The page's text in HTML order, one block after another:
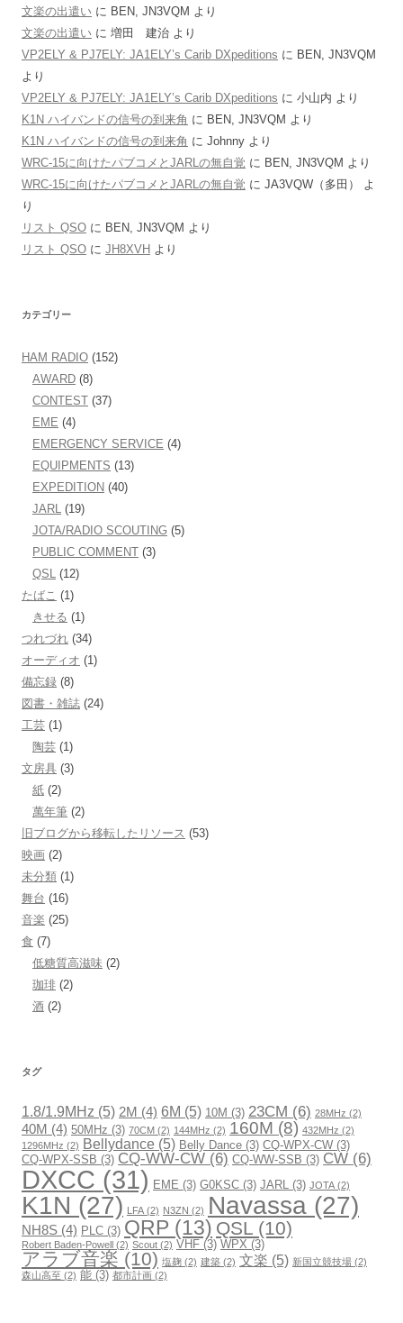
文楽の出遣い に BEN, JN3VQM より
文楽の出遣い に 増田 建治 より
VP2ELY & PJ7ELY: JA1ELY’s Carib DXpeditions に BEN, JN3VQM
より
VP2ELY & PJ7ELY: JA1ELY’s Carib DXpeditions に 小山内 より
K1N ハイバンドの信号の到来角 に BEN, JN3VQM より
K1N ハイバンドの信号の到来角 に Johnny より
WRC-15に向けたパブコメとJARLの無自覚 に BEN, JN3VQM より
WRC-15に向けたパブコメとJARLの無自覚 に JA3VQW（多田）
よ
り
リスト QSO に BEN, JN3VQM より
リスト QSO に JH8XVH より
カテゴリー
HAM RADIO (152)
AWARD (8)
CONTEST (37)
EME (4)
EMERGENCY SERVICE (4)
EQUIPMENTS (13)
EXPEDITION (40)
JARL (19)
JOTA/RADIO SCOUTING (5)
PUBLIC COMMENT (3)
QSL (12)
たばこ (1)
きせる (1)
つれづれ (34)
オーディオ (1)
備忘録 (8)
図書・雑誌 (24)
工芸 (1)
陶芸 (1)
文房具 (3)
紙 (2)
萬年筆 (2)
旧ブログから移転したリソース (53)
映画 (2)
未分類 (1)
舞台 (16)
音楽 (25)
食 (7)
低糖質高滋味 (2)
珈琲 (2)
酒 (2)
タグ
1.8/1.9MHz (5) 2M (4) 6M (5) 10M (3) 23CM (6) 28MHz (2)
40M (4) 50MHz (3) 70CM (2) 144MHz (2) 160M (8) 432MHz (2)
1296MHz (2) Bellydance (5) Belly Dance (3) CQ-WPX-CW (3)
CQ-WPX-SSB (3) CQ-WW-CW (6) CQ-WW-SSB (3) CW (6)
DXCC (31) EME (3) G0KSC (3) JARL (3) JOTA (2)
K1N (27) LFA (2) N3ZN (2) Navassa (27)
NH8S (4) PLC (3) QRP (13) QSL (10)
Robert Baden-Powell (2) Scout (2) VHF (3) WPX (3)
アラブ音楽 (10) 塩麹 (2) 建築 (2) 文楽 (5) 新国立競技場 (2)
森山高至 (2) 能 (3) 都市計画 (2)